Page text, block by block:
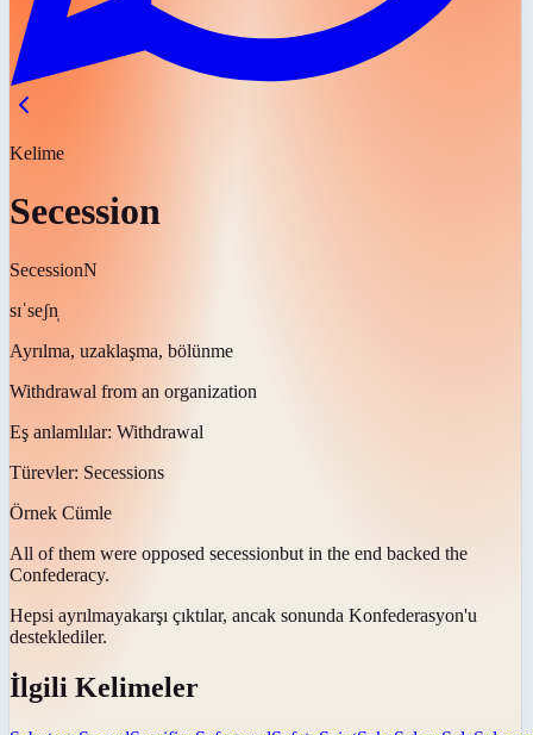
Kelime
Secession
SecessionN
sɪˈseʃn̩
Ayrılma, uzaklaşma, bölünme
Withdrawal from an organization
Eş anlamlılar: Withdrawal
Türevler: Secessions
Örnek Cümle
All of them were opposed secessionbut in the end backed the
Confederacy.
Hepsi ayrılmayakarşı çıktılar, ancak sonunda Konfederasyon'u
desteklediler.
İlgili Kelimeler